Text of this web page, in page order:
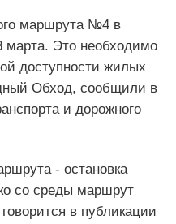
маршрута №4 в
марта. Это необходимо
доступности жилых
Обход, сообщили в
и дорожного
- остановка
со среды маршрут
в публикации